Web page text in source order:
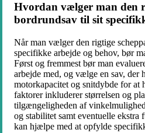
Hvordan vælger man den
bordrundsav til sit
Når man vælger den rigtige
specifikke arbejde og behov, bør
Først og fremmest bør man
arbejde med, og vælge en sav, der
motorkapacitet og snitdybde for at
faktorer inkluderer størrelsen og
tilgængeligheden af
og stabilitet samt eventuelle
kan hjælpe med at opfylde